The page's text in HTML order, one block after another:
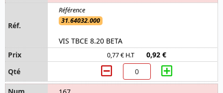
31.64032.000
VIS TBCE 8.20 BETA
0,77 € H.T 0,92 €